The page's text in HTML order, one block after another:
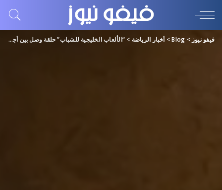
فيفو نيوز >
Blog
> أخبار الرياضة > “الألعاب الخليجية للشباب” حلقة وصل بين أجيال جديدة من الرياضيين ومنصة لإعداد أبطال المستقبل